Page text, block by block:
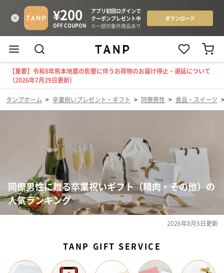
【重要】令和8年熊本地震の影響に伴うお荷物のお届け停止・遅延について
（2026年7月29日更新）
タンプホーム > 卒業祝いプレゼント・ギフト > 同僚男性 > 食品・スイーツ
同僚男性に贈る卒業祝いギフト（精肉・その他）の
人気ランキング
2026年8月5日更新
TANP GIFT SERVICE